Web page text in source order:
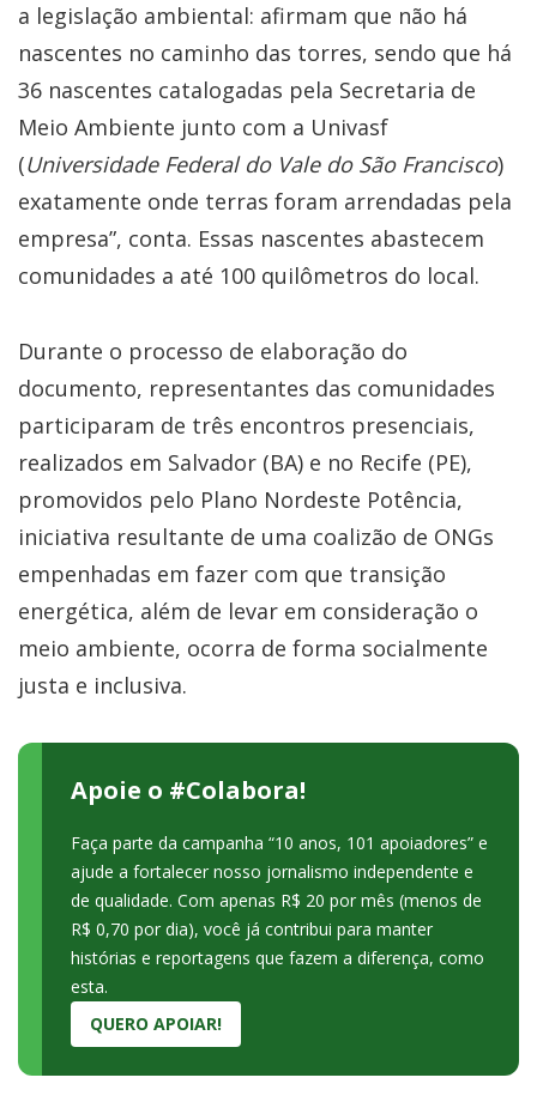
a legislação ambiental: afirmam que não há
nascentes no caminho das torres, sendo que há
36 nascentes catalogadas pela Secretaria de
Meio Ambiente junto com a Univasf
(Universidade Federal do Vale do São Francisco)
exatamente onde terras foram arrendadas pela
empresa”, conta. Essas nascentes abastecem
comunidades a até 100 quilômetros do local.
Durante o processo de elaboração do
documento, representantes das comunidades
participaram de três encontros presenciais,
realizados em Salvador (BA) e no Recife (PE),
promovidos pelo Plano Nordeste Potência,
iniciativa resultante de uma coalizão de ONGs
empenhadas em fazer com que transição
energética, além de levar em consideração o
meio ambiente, ocorra de forma socialmente
justa e inclusiva.
Apoie o #Colabora!
Faça parte da campanha “10 anos, 101 apoiadores” e
ajude a fortalecer nosso jornalismo independente e
de qualidade. Com apenas R$ 20 por mês (menos de
R$ 0,70 por dia), você já contribui para manter
histórias e reportagens que fazem a diferença, como
esta.
QUERO APOIAR!